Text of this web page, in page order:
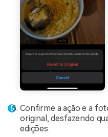
Confirme a ação e a
original, desfazendo
edições.